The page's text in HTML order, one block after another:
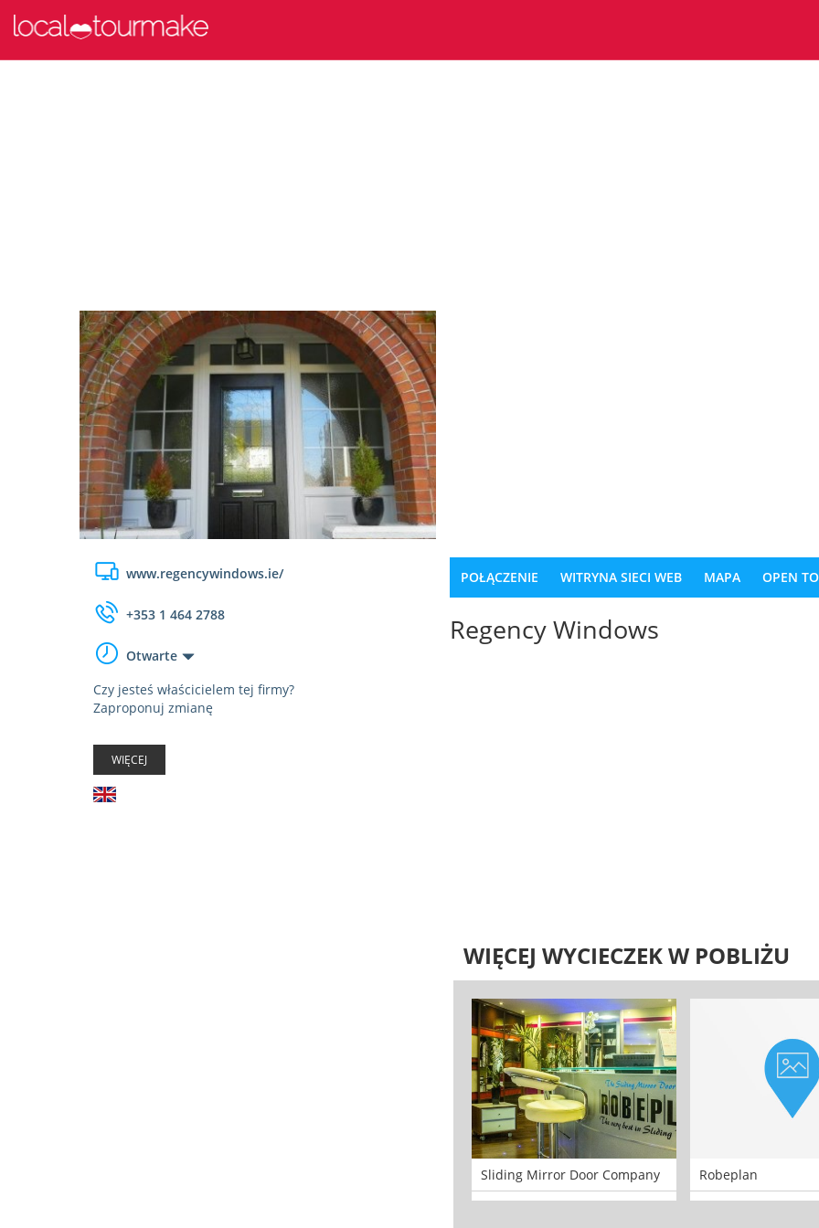
www.regencywindows.ie/
+353 1 464 2788
Otwarte
Czy jesteś właścicielem tej firmy?
Zaproponuj zmianę
WIĘCEJ
POŁĄCZENIE WITRYNA SIECI WEB MAPA OPEN
Regency Windows
WIĘCEJ WYCIECZEK W POBLIŻU
Sliding Mirror Door Company Robeplan